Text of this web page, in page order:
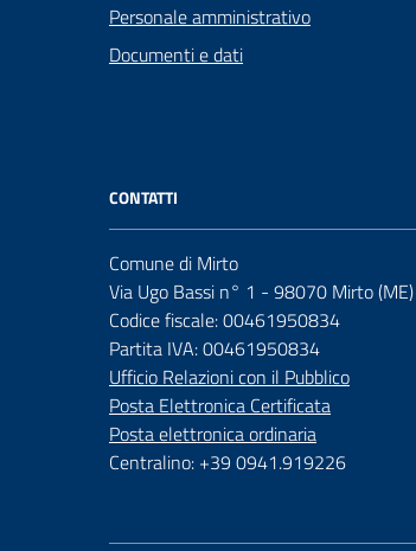
Personale amministrativo
Documenti e dati
CONTATTI
Comune di Mirto
Via Ugo Bassi n° 1 - 98070 Mirto (ME)
Codice fiscale: 00461950834
Partita IVA: 00461950834
Ufficio Relazioni con il Pubblico
Posta Elettronica Certificata
Posta elettronica ordinaria
Centralino: +39 0941.919226